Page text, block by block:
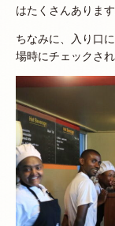
はたくさんありま
ちなみに、入り口
場時にチェックされ